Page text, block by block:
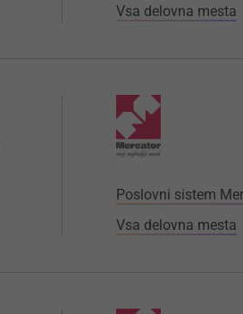
Vsa delovna mesta
Poslovni sistem
Vsa delovna mesta